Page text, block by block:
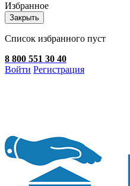
Избранное
Закрыть
Список избранного пуст
8 800 551 30 40
Войти Регистрация